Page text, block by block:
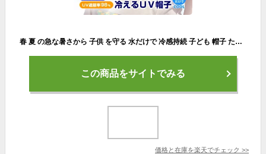
春 夏 の急な暑さから 子供 を守る 水だけで 冷感持続 子ども 帽子 たれ付き ひんやり 涼しい 熱中症対策 冷却機能付き 冷える帽子 クールビット coolbit UV フラップ キャップ キッズ 日焼け防止 グッズ UVカット 女の子 男の子 メッシュ 首 暑さ対策 暑さ対策グッズ
この商品をサイトでみる
価格と在庫を楽天でチェック >>